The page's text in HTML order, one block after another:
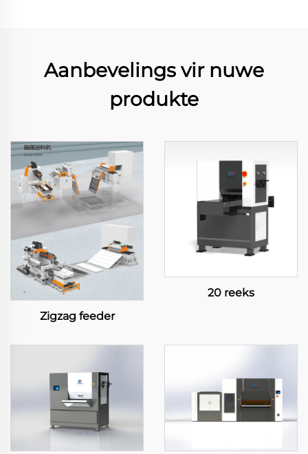
Aanbevelings vir nuwe
produkte
Zigzag feeder
20 reeks